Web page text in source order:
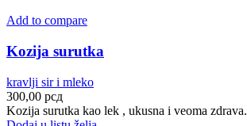
Add to compare
Kozija surutka
kravlji sir i mleko
300,00 рсд
Kozija surutka kao lek , ukusna i veoma zdrava.